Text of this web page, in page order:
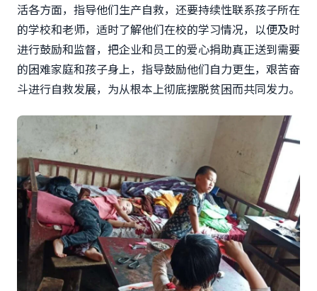
活各方面，指导他们生产自救，还要持续性联系孩子所在
的学校和老师，适时了解他们在校的学习情况，以便及时
进行鼓励和监督，把企业和员工的爱心捐助真正送到需要
的困难家庭和孩子身上，指导鼓励他们自力更生，艰苦奋
斗进行自救发展，为从根本上彻底摆脱贫困而共同发力。